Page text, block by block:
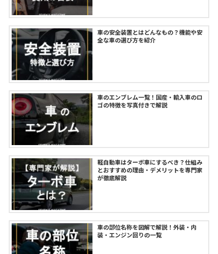
車の安全装置とはどんなもの？機能や安
全な車の選び方を紹介
車のエンブレム一覧！国産・輸入車のロ
ゴの特徴を写真付きで解説
軽自動車はターボ車にするべき？仕組み
とおすすめの理由・デメリットを専門家
が徹底解説
車の部位名称を図解で解説！外装・内
装・エンジン回りの一覧